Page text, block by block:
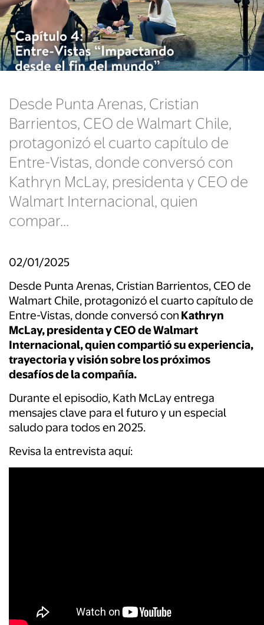
Desde Punta Arenas, Cristian
Barrientos, CEO de Walmart Chile,
protagonizó el cuarto capítulo de
Entre-Vistas, donde conversó con
Kathryn McLay, presidenta y CEO de
Walmart Internacional, quien
compar...
02/01/2025
Desde Punta Arenas, Cristian Barrientos, CEO de
Walmart Chile, protagonizó el cuarto capítulo de
Entre-Vistas, donde conversó con Kathryn
McLay, presidenta y CEO de Walmart
Internacional, quien compartió su experiencia,
trayectoria y visión sobre los próximos
desafíos de la compañía.
Durante el episodio, Kath McLay entrega
mensajes clave para el futuro y un especial
saludo para todos en 2025.
Revisa la entrevista aquí: